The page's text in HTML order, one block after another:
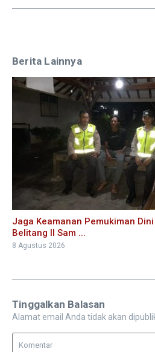
Berita Lainnya
Jaga Keamanan Pemukiman
Belitang II Sam ...
8 Agustus 2026
Tinggalkan Balasan
Alamat email Anda tidak akan